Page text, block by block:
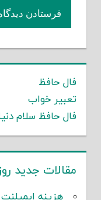
فال حافظ
تعبیر خواب
فال حافظ سلام
مقالات جدید
هزینه